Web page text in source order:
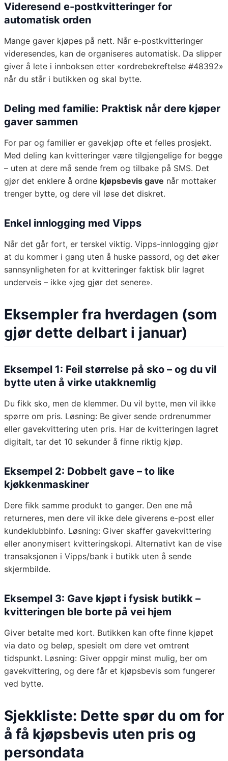
Videresend e-postkvitteringer for
automatisk orden
Mange gaver kjøpes på nett. Når e-postkvitteringer
videresendes, kan de organiseres automatisk. Da slipper
giver å lete i innboksen etter «ordrebekreftelse #48392»
når du står i butikken og skal bytte.
Deling med familie: Praktisk når dere kjøper
gaver sammen
For par og familier er gavekjøp ofte et felles prosjekt.
Med deling kan kvitteringer være tilgjengelige for begge
– uten at dere må sende frem og tilbake på SMS. Det
gjør det enklere å ordne kjøpsbevis gave når mottaker
trenger bytte, og dere vil løse det diskret.
Enkel innlogging med Vipps
Når det går fort, er terskel viktig. Vipps-innlogging gjør
at du kommer i gang uten å huske passord, og det øker
sannsynligheten for at kvitteringer faktisk blir lagret
underveis – ikke «jeg gjør det senere».
Eksempler fra hverdagen (som
gjør dette delbart i januar)
Eksempel 1: Feil størrelse på sko – og du vil
bytte uten å virke utakknemlig
Du fikk sko, men de klemmer. Du vil bytte, men vil ikke
spørre om pris. Løsning: Be giver sende ordrenummer
eller gavekvittering uten pris. Har de kvitteringen lagret
digitalt, tar det 10 sekunder å finne riktig kjøp.
Eksempel 2: Dobbelt gave – to like
kjøkkenmaskiner
Dere fikk samme produkt to ganger. Den ene må
returneres, men dere vil ikke dele giverens e-post eller
kundeklubbinfo. Løsning: Giver skaffer gavekvittering
eller anonymisert kvitteringskopi. Alternativt kan de vise
transaksjonen i Vipps/bank i butikk uten å sende
skjermbilde.
Eksempel 3: Gave kjøpt i fysisk butikk –
kvitteringen ble borte på vei hjem
Giver betalte med kort. Butikken kan ofte finne kjøpet
via dato og beløp, spesielt om dere vet omtrent
tidspunkt. Løsning: Giver oppgir minst mulig, ber om
gavekvittering, og dere får et kjøpsbevis som fungerer
ved bytte.
Sjekkliste: Dette spør du om for
å få kjøpsbevis uten pris og
persondata